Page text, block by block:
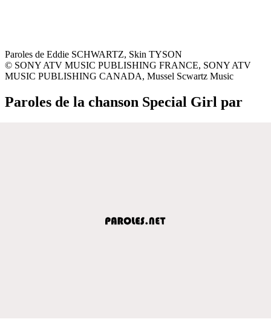
Paroles de Eddie SCHWARTZ, Skin TYSON
© SONY ATV MUSIC PUBLISHING FRANCE, SONY ATV
MUSIC PUBLISHING CANADA, Mussel Scwartz Music
Paroles de la chanson Special Girl par